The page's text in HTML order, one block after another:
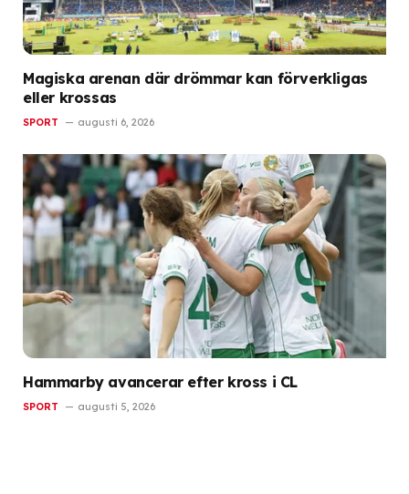
Magiska arenan där drömmar kan förverkligas
eller krossas
SPORT augusti 6, 2026
Hammarby avancerar efter kross i CL
SPORT augusti 5, 2026